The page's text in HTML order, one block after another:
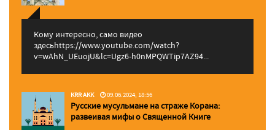
Кому интересно, само видео
здесьhttps://www.youtube.com/watch?
v=wAhN_UEuojU&lc=Ugz6-h0nMPQWTip7AZ94...
KRR AKK 09.06.2024, 18:56
Русские мусульмане на страже Корана:
pазвеивая мифы о Священной Книге